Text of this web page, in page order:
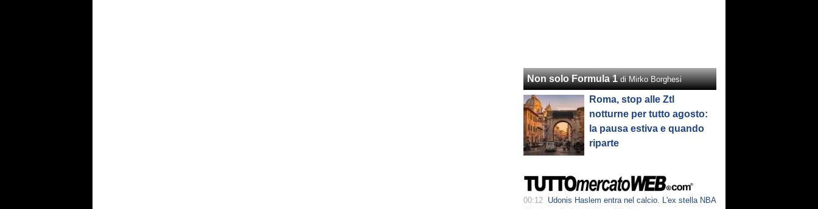
Non solo Formula 1 di Mirko Borghesi
Roma, stop alle Ztl
notturne per tutto agosto:
la pausa estiva e quando
riparte
00:12 Udonis Haslem entra nel calcio. L'ex stella NBA